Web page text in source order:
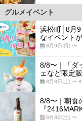
グルメイベント
浜松町│8月
なイベント
8月9日(日) 〜
8/8〜｜「ダ
ェなど限定
8月8日(土) 〜
8/8〜｜朝食
『
8月8日(土) 〜